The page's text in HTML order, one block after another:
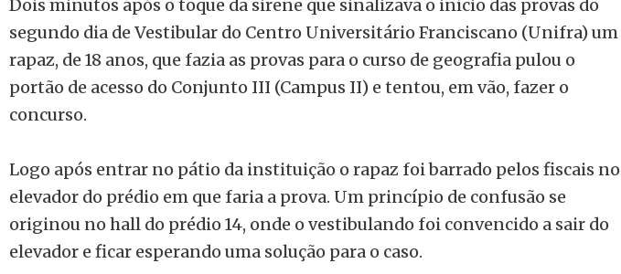
Dois minutos após o toque da sirene que sinalizava o início das provas do
segundo dia de Vestibular do Centro Universitário Franciscano (Unifra) um
rapaz, de 18 anos, que fazia as provas para o curso de geografia pulou o
portão de acesso do Conjunto III (Campus II) e tentou, em vão, fazer o
concurso.
Logo após entrar no pátio da instituição o rapaz foi barrado pelos fiscais no
elevador do prédio em que faria a prova. Um princípio de confusão se
originou no hall do prédio 14, onde o vestibulando foi convencido a sair do
elevador e ficar esperando uma solução para o caso.